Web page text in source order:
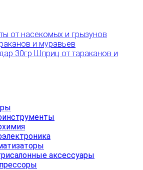
от насекомых и грызунов
и муравьев
30гр Шприц от тараканов и
аксессуары